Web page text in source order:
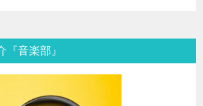
『音楽部』